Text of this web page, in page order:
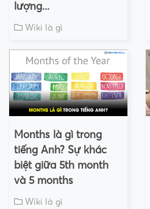
lượng...
Wiki là gì
Months là gì trong
tiếng Anh? Sự khác
biệt giữa 5th month
và 5 months
Wiki là gì